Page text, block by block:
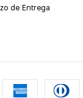
de Entrega